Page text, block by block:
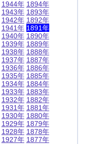
1944年
1943年
1942年
1941年
1940年
1939年
1938年
1937年
1936年
1935年
1934年
1933年
1932年
1931年
1930年
1929年
1928年
1927年
1894年
1893年
1892年
1891年
1890年
1889年
1888年
1887年
1886年
1885年
1884年
1883年
1882年
1881年
1880年
1879年
1878年
1877年